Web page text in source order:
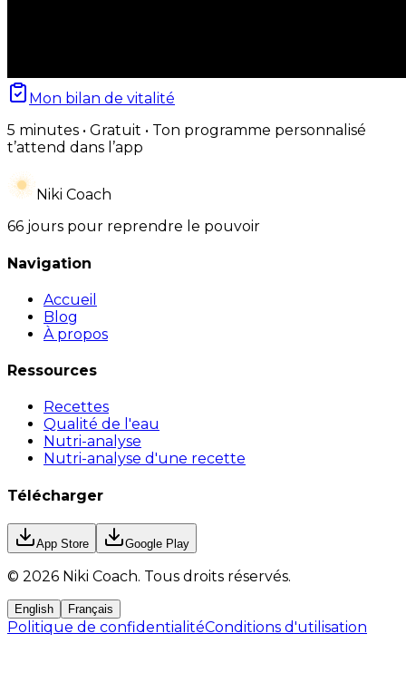
Mon bilan de vitalité
5 minutes • Gratuit • Ton programme personnalisé
t’attend dans l’app
Niki Coach
66 jours pour reprendre le pouvoir
Navigation
Accueil
Blog
À propos
Ressources
Recettes
Qualité de l'eau
Nutri-analyse
Nutri-analyse d'une recette
Télécharger
App Store Google Play
© 2026 Niki Coach. Tous droits réservés.
English Français
Politique de confidentialitéConditions d'utilisation